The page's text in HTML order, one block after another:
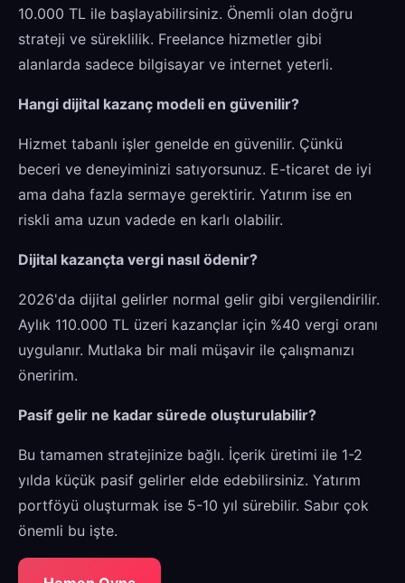
10.000 TL ile başlayabilirsiniz. Önemli olan doğru
strateji ve süreklilik. Freelance hizmetler gibi
alanlarda sadece bilgisayar ve internet yeterli.
Hangi dijital kazanç modeli en güvenilir?
Hizmet tabanlı işler genelde en güvenilir. Çünkü
beceri ve deneyiminizi satıyorsunuz. E-ticaret de iyi
ama daha fazla sermaye gerektirir. Yatırım ise en
riskli ama uzun vadede en karlı olabilir.
Dijital kazançta vergi nasıl ödenir?
2026'da dijital gelirler normal gelir gibi vergilendirilir.
Aylık 110.000 TL üzeri kazançlar için %40 vergi oranı
uygulanır. Mutlaka bir mali müşavir ile çalışmanızı
öneririm.
Pasif gelir ne kadar sürede oluşturulabilir?
Bu tamamen stratejinize bağlı. İçerik üretimi ile 1-2
yılda küçük pasif gelirler elde edebilirsiniz. Yatırım
portföyü oluşturmak ise 5-10 yıl sürebilir. Sabır çok
önemli bu işte.